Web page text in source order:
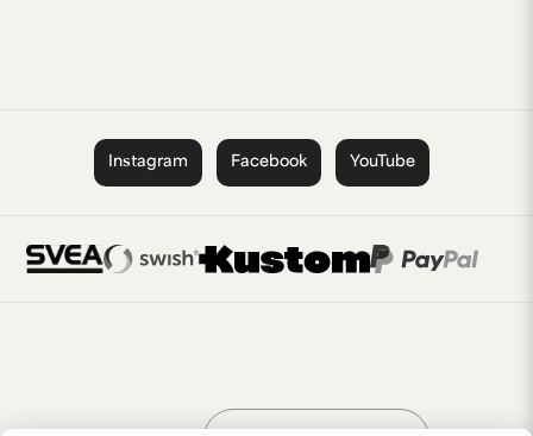
Instagram Facebook YouTube